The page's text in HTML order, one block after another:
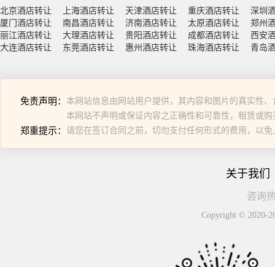
北京酒店转让 上海酒店转让 天津酒店转让 重庆酒店转让
深圳
厦门酒店转让
南昌酒店转让 济南酒店转让 太原酒店转让
郑州
丽江酒店转让
大理酒店转让 贵阳酒店转让 成都酒店转让
西安
大连酒店转让
东莞酒店转让 惠州酒店转让 珠海酒店转让 青岛
免责声明： 本网站信息由网站用户提供，其内容和图片的真实性
本网站不声明或保证内容之正确性和可靠性，租赁或
郑重提示： 请您在签订合同之前，切勿支付任何形式的费用，以免
关于我们
咨询
Copyright © 2020-